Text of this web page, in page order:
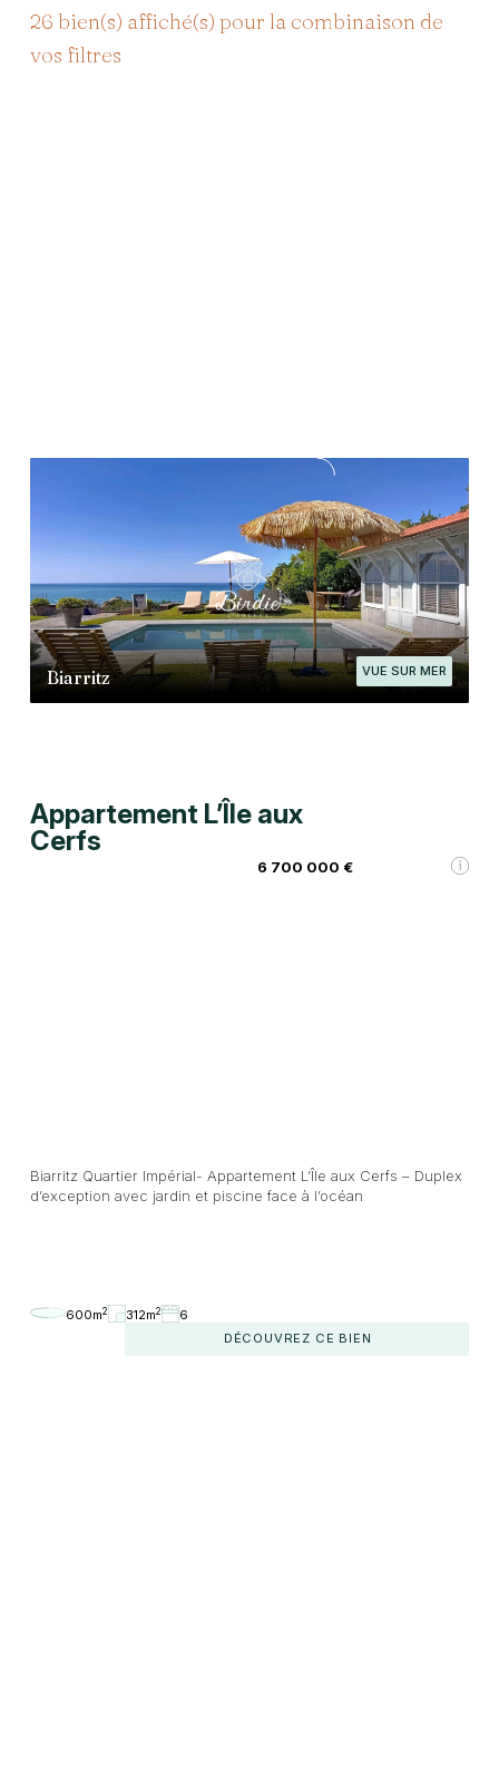
26 bien(s) affiché(s) pour la combinaison de
vos filtres
VUE SUR MER
Biarritz
Appartement L’Île aux
Cerfs
6 700 000 €
Biarritz Quartier Impérial- Appartement L’Île aux Cerfs – Duplex
d’exception avec jardin et piscine face à l’océan
600m2 312m2
6
DÉCOUVREZ CE BIEN